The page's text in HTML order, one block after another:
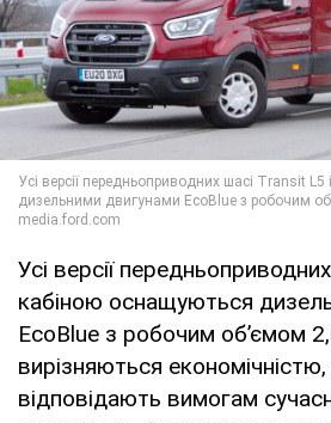
Усі версії
кабіною оснащуються
EcoBlue з робочим об’ємом
вирізняються
відповідають вимогам